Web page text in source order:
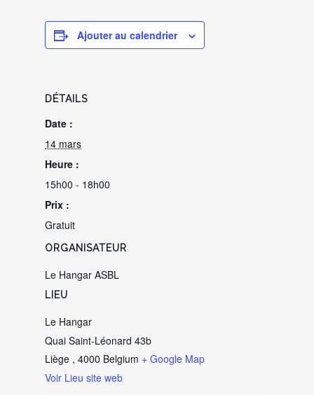
Ajouter au calendrier
DÉTAILS
Date :
14 mars
Heure :
15h00 - 18h00
Prix :
Gratuit
LIEU
Le Hangar
Quai Saint-Léonard 43b
Liège , 4000 Belgium + Google Map
Voir Lieu site web
ORGANISATEUR
Le Hangar ASBL